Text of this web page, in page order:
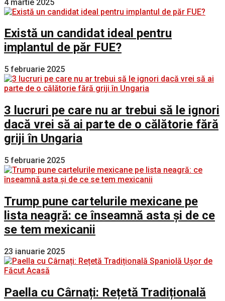
4 martie 2025
Există un candidat ideal pentru
implantul de păr FUE?
5 februarie 2025
3 lucruri pe care nu ar trebui să le ignori
dacă vrei să ai parte de o călătorie fără
griji în Ungaria
5 februarie 2025
Trump pune cartelurile mexicane pe
lista neagră: ce înseamnă asta și de ce
se tem mexicanii
23 ianuarie 2025
Paella cu Cârnați: Rețetă Tradițională